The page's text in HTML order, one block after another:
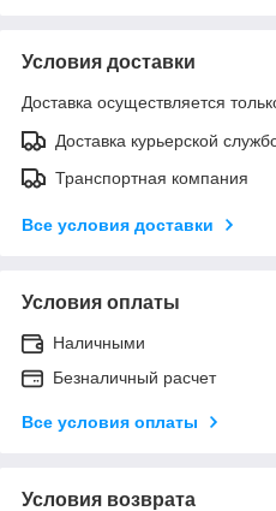
Условия доставки
Доставка осуществляется
Доставка курьерской
Транспортная компания
Все условия доставки
Условия оплаты
Наличными
Безналичный расчет
Все условия оплаты
Условия возврата